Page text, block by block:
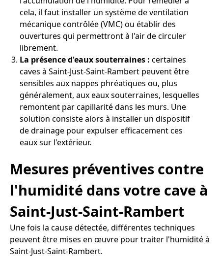
cela, il faut installer un système de ventilation
mécanique contrôlée (VMC) ou établir des
ouvertures qui permettront à l'air de circuler
librement.
La présence d'eaux souterraines : certaines
caves à Saint-Just-Saint-Rambert peuvent être
sensibles aux nappes phréatiques ou, plus
généralement, aux eaux souterraines, lesquelles
remontent par capillarité dans les murs. Une
solution consiste alors à installer un dispositif
de drainage pour expulser efficacement ces
eaux sur l'extérieur.
Mesures préventives contre
l'humidité dans votre cave à
Saint-Just-Saint-Rambert
Une fois la cause détectée, différentes techniques
peuvent être mises en œuvre pour traiter l'humidité à
Saint-Just-Saint-Rambert.